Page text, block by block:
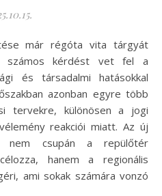
számos kérdést vet fel a
és társadalmi hatásokkal
azonban egyre több
tervekre, különösen a jogi
reakciói miatt. Az új
nem csupán a repülőtér
hanem a regionális
ami sokak számára vonzó